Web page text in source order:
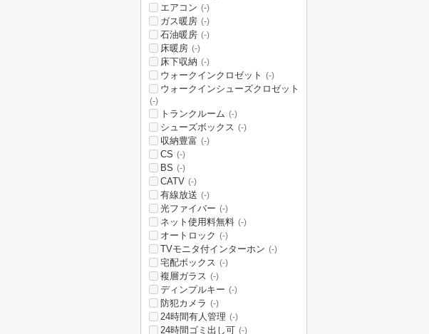
エアコン (-)
ガス暖房 (-)
石油暖房 (-)
床暖房 (-)
床下収納 (-)
ウォークインクロゼット (-)
ウォークインシューズクロゼット
(-)
トランクルーム (-)
シューズボックス (-)
収納豊富 (-)
CS (-)
BS (-)
CATV (-)
有線放送 (-)
光ファイバー (-)
ネット使用料無料 (-)
オートロック (-)
TVモニタ付インターホン (-)
宅配ボックス (-)
複層ガラス (-)
ディンプルキー (-)
防犯カメラ (-)
24時間有人管理 (-)
24時間ゴミ出し可 (-)